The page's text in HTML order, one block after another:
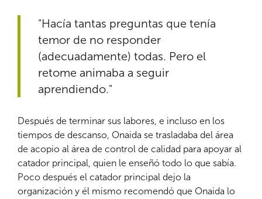
"Hacía tantas preguntas que tenía
temor de no responder
(adecuadamente) todas. Pero el
retome animaba a seguir
aprendiendo."
Después de terminar sus labores, e incluso en los
tiempos de descanso, Onaida se trasladaba del área
de acopio al área de control de calidad para apoyar al
catador principal, quien le enseñó todo lo que sabía.
Poco después el catador principal dejo la
organización y él mismo recomendó que Onaida lo